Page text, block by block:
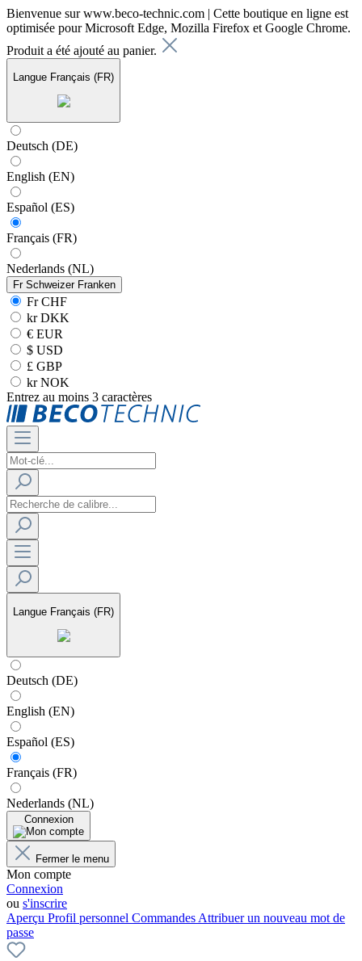
Bienvenue sur www.beco-technic.com | Cette boutique en ligne est
optimisée pour Microsoft Edge, Mozilla Firefox et Google Chrome.
Produit a été ajouté au panier.
Langue Français (FR)
Deutsch (DE)
English (EN)
Español (ES)
Français (FR)
Nederlands (NL)
Fr Schweizer Franken
Fr CHF
kr DKK
€ EUR
$ USD
£ GBP
kr NOK
Entrez au moins 3 caractères
Langue Français (FR)
Deutsch (DE)
English (EN)
Español (ES)
Français (FR)
Nederlands (NL)
Connexion
Fermer le menu
Mon compte
Connexion
ou s'inscrire
Aperçu Profil personnel Commandes Attribuer un nouveau mot de
passe